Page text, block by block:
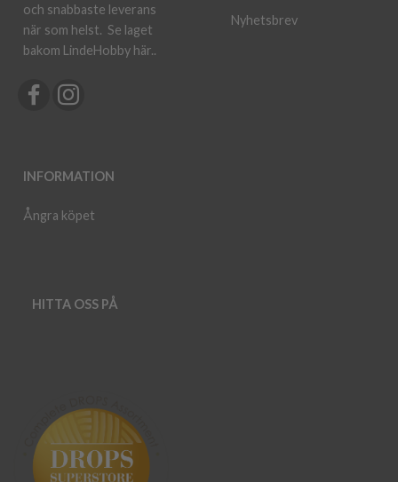
och snabbaste leverans
när som helst. Se laget
bakom LindeHobby här..
INFORMATION
Ångra köpet
Nyhetsbrev
HITTA OSS PÅ